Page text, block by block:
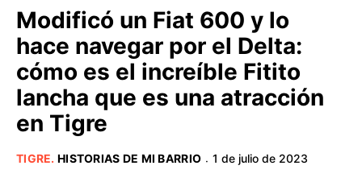
BUENOS AIRES
PROVINCIAS
Modificó un Fiat 600 y lo
hace navegar por el Delta:
cómo es el increíble Fitito
lancha que es una atracción
en Tigre
TIGRE. HISTORIAS DE MI BARRIO · 1 de julio de 2023